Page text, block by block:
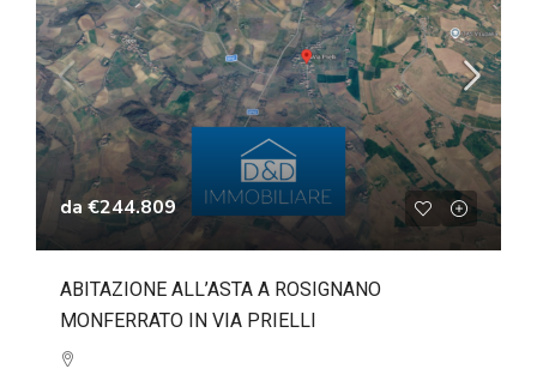
da€244.809
ABITAZIONE ALL’ASTA A ROSIGNANO
MONFERRATO IN VIA PRIELLI